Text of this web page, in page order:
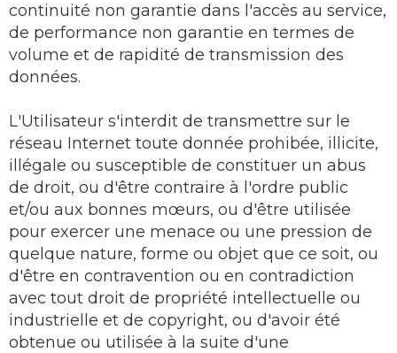
continuité non garantie dans l'accès au service,
de performance non garantie en termes de
volume et de rapidité de transmission des
données.
L'Utilisateur s'interdit de transmettre sur le
réseau Internet toute donnée prohibée, illicite,
illégale ou susceptible de constituer un abus
de droit, ou d'être contraire à l'ordre public
et/ou aux bonnes mœurs, ou d'être utilisée
pour exercer une menace ou une pression de
quelque nature, forme ou objet que ce soit, ou
d'être en contravention ou en contradiction
avec tout droit de propriété intellectuelle ou
industrielle et de copyright, ou d'avoir été
obtenue ou utilisée à la suite d'une